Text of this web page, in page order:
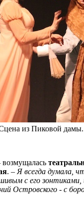
из Пиковой дамы.
возмущалась
. – Я всегда думала,
с его зонтиками,
Островского - с